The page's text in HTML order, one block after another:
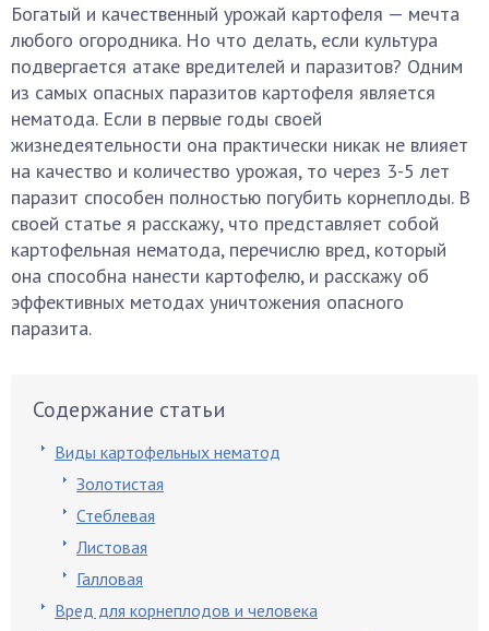
Богатый и качественный урожай картофеля — мечта
любого огородника. Но что делать, если культура
подвергается атаке вредителей и паразитов? Одним
из самых опасных паразитов картофеля является
нематода. Если в первые годы своей
жизнедеятельности она практически никак не влияет
на качество и количество урожая, то через 3-5 лет
паразит способен полностью погубить корнеплоды. В
своей статье я расскажу, что представляет собой
картофельная нематода, перечислю вред, который
она способна нанести картофелю, и расскажу об
эффективных методах уничтожения опасного
паразита.
Содержание статьи
Виды картофельных нематод
Золотистая
Стеблевая
Листовая
Галловая
Вред для корнеплодов и человека